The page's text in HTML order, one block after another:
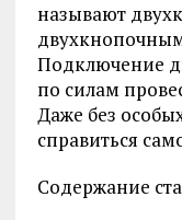
называют
Подключение
по силам
Даже без
справиться
Содержание